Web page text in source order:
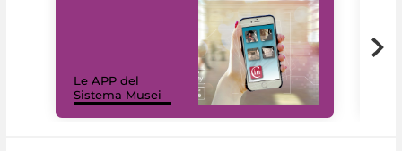
Le APP del
Sistema Musei